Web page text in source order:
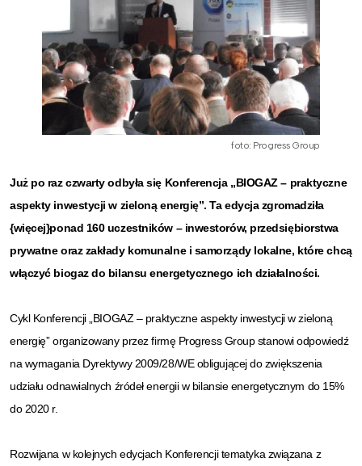
foto: Progress Group
Już po raz czwarty odbyła się Konferencja „BIOGAZ – praktyczne
aspekty inwestycji w zieloną energię”. Ta edycja zgromadziła
{więcej}ponad 160 uczestników – inwestorów, przedsiębiorstwa
prywatne oraz zakłady komunalne i samorządy lokalne, które chcą
włączyć biogaz do bilansu energetycznego ich działalności.
Cykl Konferencji „BIOGAZ – praktyczne aspekty inwestycji w zieloną
energię” organizowany przez firmę Progress Group stanowi odpowiedź
na wymagania Dyrektywy 2009/28/WE obligującej do zwiększenia
udziału odnawialnych źródeł energii w bilansie energetycznym do 15%
do 2020 r.
Rozwijana w kolejnych edycjach Konferencji tematyka związana z